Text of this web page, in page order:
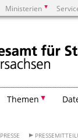
Ministerien
Themen
PRESSE